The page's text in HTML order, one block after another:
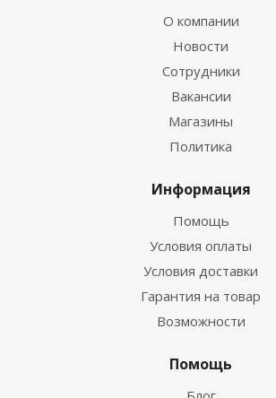
О компании
Новости
Сотрудники
Вакансии
Магазины
Политика
Информация
Помощь
Условия оплаты
Условия доставки
Гарантия на товар
Возможности
Помощь